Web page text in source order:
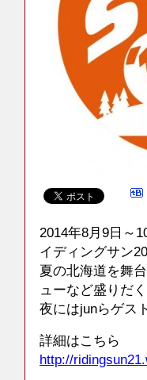
2014年8月9日～
イディングサン
夏の北海道を舞
ューなど盛りだ
夜にはjunらゲス
詳細はこちら
http://